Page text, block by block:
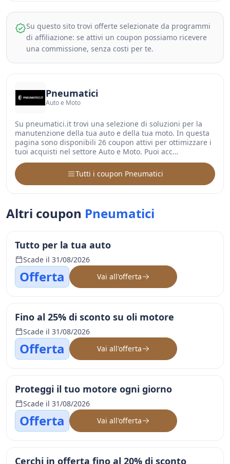
Su questo sito trovi offerte selezionate da programmi
di affiliazione: se attivi un coupon possiamo ricevere
una commissione, senza costi per te.
Pneumatici
Auto e Moto
Su pneumatici.it trovi una selezione di soluzioni per la
manutenzione della tua auto e della tua moto. In questa
pagina sono disponibili 26 coupon attivi per ottimizzare i
tuoi acquisti nel settore Auto e Moto. Puoi acc…
Tutti i coupon Pneumatici
Altri coupon Pneumatici
Tutto per la tua auto
Scade il 31/08/2026
Offerta Vai all'offerta
Fino al 25% di sconto su oli motore
Scade il 31/08/2026
Offerta Vai all'offerta
Proteggi il tuo motore ogni giorno
Scade il 31/08/2026
Offerta Vai all'offerta
Cerchi in offerta fino al 20% di sconto